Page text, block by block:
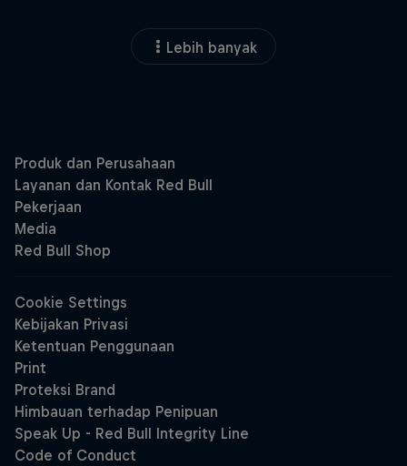
Lebih banyak